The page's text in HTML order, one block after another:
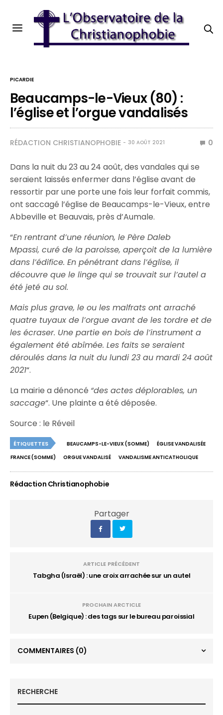
PICARDIE
Beaucamps-le-Vieux (80) :
l’église et l’orgue vandalisés
RÉDACTION CHRISTIANOPHOBIE 30 AOÛT 2021 0
Dans la nuit du 23 au 24 août, des vandales qui se
seraient laissés enfermer dans l’église avant de
ressortir par une porte une fois leur forfait commis,
ont saccagé l’église de Beaucamps-le-Vieux, entre
Abbeville et Beauvais, près d’Aumale.
“En rentrant d’une réunion, le Père Daleb
Mpassi, curé de la paroisse, aperçoit de la lumière
dans l’édifice. En pénétrant dans l’église, il
découvre que le linge qui se trouvait sur l’autel a
été jeté au sol.
Mais plus grave, le ou les malfrats ont arraché
quatre tuyaux de l’orgue avant de les tordre et de
les écraser. Une partie en bois de l’instrument a
également été abîmée. Les faits se seraient
déroulés dans la nuit du lundi 23 au mardi 24 août
2021“.
La mairie a dénoncé “des actes déplorables, un
saccage“. Une plainte a été déposée.
Source : le Réveil
ÉTIQUETTES BEAUCAMPS-LE-VIEUX (SOMME)
ÉGLISE VANDALISÉE
FRANCE (SOMME)
ORGUE VANDALISÉ VANDALISME ANTICATHOLIQUE
Rédaction Christianophobie
Partager
ARTICLE PRÉCÉDENT
Tabgha (Israël) : une croix arrachée sur un autel
PROCHAIN ARCTICLE
Eupen (Belgique) : des tags sur le bureau paroissial
COMMENTAIRES (0)
RECHERCHE